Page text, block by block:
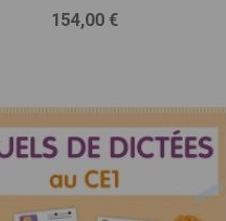
Prix
154,00 €